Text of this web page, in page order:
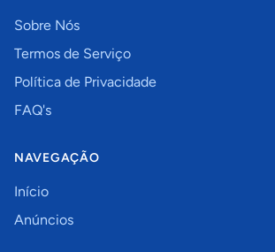
Sobre Nós
Termos de Serviço
Política de Privacidade
FAQ's
NAVEGAÇÃO
Início
Anúncios